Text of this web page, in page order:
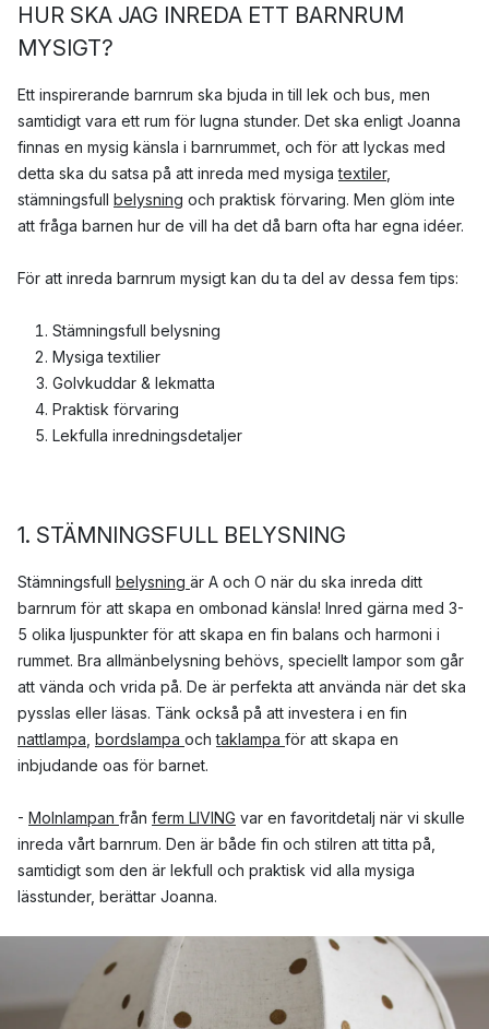
HUR SKA JAG INREDA ETT BARNRUM
MYSIGT?
Ett inspirerande barnrum ska bjuda in till lek och bus, men
samtidigt vara ett rum för lugna stunder. Det ska enligt Joanna
finnas en mysig känsla i barnrummet, och för att lyckas med
detta ska du satsa på att inreda med mysigatextiler,
stämningsfull belysning och praktisk förvaring. Men glöm inte
att fråga barnen hur de vill ha det då barn ofta har egna idéer.
För att inreda barnrum mysigt kan du ta del av dessa fem tips:
Stämningsfull belysning
Mysiga textilier
Golvkuddar & lekmatta
Praktisk förvaring
Lekfulla inredningsdetaljer
1. STÄMNINGSFULL BELYSNING
Stämningsfull belysning är A och O när du ska inreda ditt
barnrum för att skapa en ombonad känsla! Inred gärna med 3-
5 olika ljuspunkter för att skapa en fin balans och harmoni i
rummet. Bra allmänbelysning behövs, speciellt lampor som går
att vända och vrida på. De är perfekta att använda när det ska
pysslas eller läsas. Tänk också på att investera i en fin
nattlampa bordslampa ochtaklampa för att skapa en
inbjudande oas för barnet.
- Molnlampan från ferm LIVING var en favoritdetalj när vi skulle
inreda vårt barnrum. Den är både fin och stilren att titta på,
samtidigt som den är lekfull och praktisk vid alla mysiga
lässtunder, berättar Joanna.
1 119 kr